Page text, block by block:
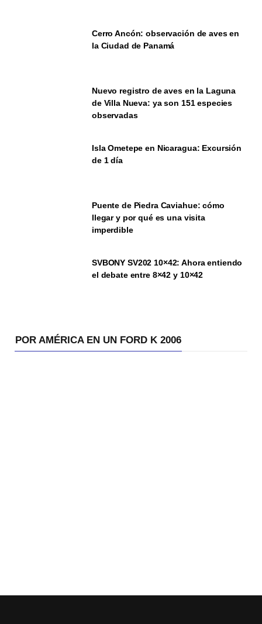
Cerro Ancón: observación de aves en
la Ciudad de Panamá
Nuevo registro de aves en la Laguna
de Villa Nueva: ya son 151 especies
observadas
Isla Ometepe en Nicaragua: Excursión
de 1 día
Puente de Piedra Caviahue: cómo
llegar y por qué es una visita
imperdible
SVBONY SV202 10×42: Ahora entiendo
el debate entre 8×42 y 10×42
POR AMÉRICA EN UN FORD K 2006